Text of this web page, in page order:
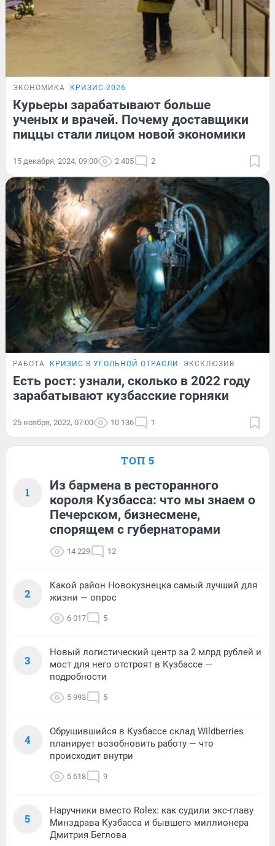
ЭКОНОМИКА КРИЗИС-2026
Курьеры зарабатывают больше
ученых и врачей. Почему доставщики
пиццы стали лицом новой экономики
15 декабря, 2024, 09:00 2 405 2
РАБОТА КРИЗИС В УГОЛЬНОЙ ОТРАСЛИ ЭКСКЛЮЗИВ
Есть рост: узнали, сколько в 2022 году
зарабатывают кузбасские горняки
25 ноября, 2022, 07:00 10 136 1
ТОП 5
1
Из бармена в ресторанного
короля Кузбасса: что мы знаем о
Печерском, бизнесмене,
спорящем с губернаторами
14 229 12
2
Какой район Новокузнецка самый лучший для
жизни — опрос
6 017 5
3
Новый логистический центр за 2 млрд рублей и
мост для него отстроят в Кузбассе —
подробности
5 993 5
4
Обрушившийся в Кузбассе склад Wildberries
планирует возобновить работу — что
происходит внутри
5 618 9
5
Наручники вместо Rolex: как судили экс-главу
Минздрава Кузбасса и бывшего миллионера
Дмитрия Беглова